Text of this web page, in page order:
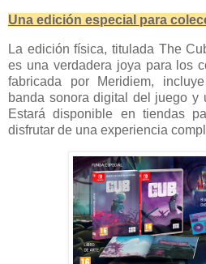
Una edición especial para
La edición física, titulada The
es una verdadera joya para los
fabricada por Meridiem,
banda sonora digital del juego y
Estará disponible en tiendas
disfrutar de una experiencia